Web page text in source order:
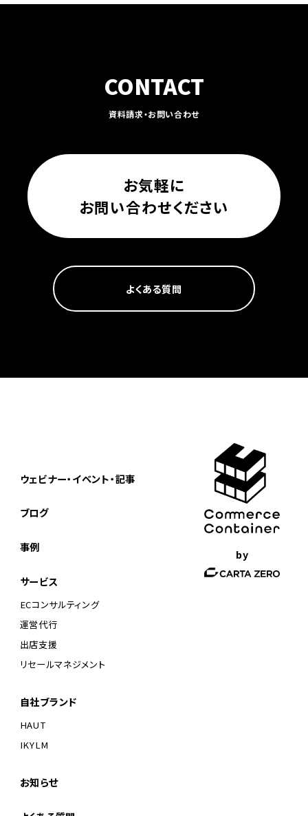
CONTACT
資料請求・お問い合わせ
お気軽に
お問い合わせください
よくある質問
by
ウェビナー・イベント・記事
ブログ
事例
サービス
ECコンサルティング
運営代行
出店支援
リセールマネジメント
自社ブランド
HAUT
IKYLM
お知らせ